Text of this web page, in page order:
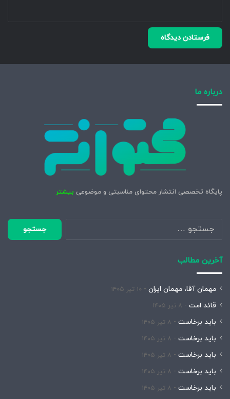
درباره ما
پایگاه تخصصی انتشار محتوای مناسبتی و موضوعی بیشتر
جستجو
برای:
آخرین مطالب
مهمان آقا، مهمان ایران ۱۰ تیر ۱۴۰۵
قائد امت ۸ تیر ۱۴۰۵
باید برخاست ۸ تیر ۱۴۰۵
باید برخاست ۸ تیر ۱۴۰۵
باید برخاست ۸ تیر ۱۴۰۵
باید برخاست ۸ تیر ۱۴۰۵
باید برخاست ۸ تیر ۱۴۰۵